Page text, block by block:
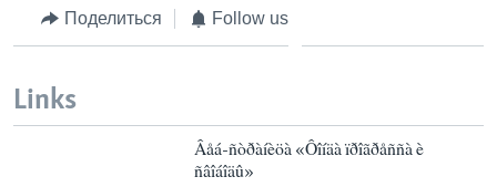
Поделиться Follow us
Links
Âåá-ñòðàíèöà «Ôîíäà ïðîãðåññà è
ñâîáîäû»